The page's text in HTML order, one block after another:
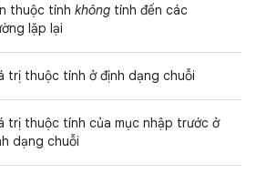
thuộc tính không tính đến các
lặp lại
trị thuộc tính ở định dạng chuỗi
trị thuộc tính của mục nhập trước ở
dạng chuỗi